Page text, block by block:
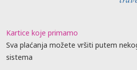
Kartice koje primamo
Sva plaćanja možete vršiti putem
sistema